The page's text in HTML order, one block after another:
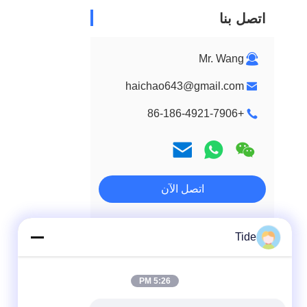
اتصل بنا
Mr. Wang
haichao643@gmail.com
+86-186-4921-7906
اتصل الآن
Tide
5:26 PM